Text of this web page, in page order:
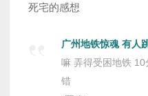
死宅的感想
广州地铁惊魂 有人
嘛 弄得受困地铁
错